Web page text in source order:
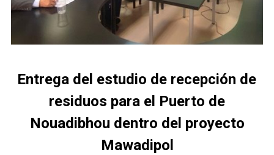
Entrega del estudio de recepción de
residuos para el Puerto de
Nouadibhou dentro del proyecto
Mawadipol